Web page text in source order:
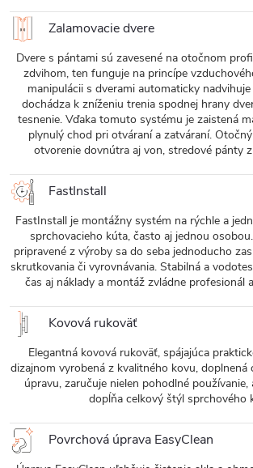
Zalamovacie dvere
Dvere s pántami sú zavesené na otočnom
zdvihom, ten funguje na princípe
manipulácii s dverami automaticky
dochádza k zníženiu trenia spodnej hrany
tesnenie. Vďaka tomuto systému je zaistená
plynulý chod pri otváraní a zatváraní.
otvorenie dovnútra aj von, stredové pánty
FastInstall
FastInstall je montážny systém na rýchle a
sprchovacieho kúta, často aj jednou
pripravené z výroby sa do seba jednoducho
skrutkovania či vyrovnávania. Stabilná a
čas aj náklady a montáž zvládne profesionál
Kovová rukoväť
Elegantná kovová rukoväť, spájajúca
dizajnom vyrobená z kvalitného kovu,
úpravu, zaručuje nielen pohodlné používanie,
dopĺňa celkový štýl sprchového
Povrchová úprava EasyClean